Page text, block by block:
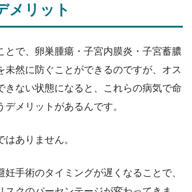
メリット
とで、卵巣腫瘍・子宮内膜炎・子宮蓄膿
未然に防ぐことができるのですが、オス
きない状態になると、これらの病気で命
デメリットがあるんです。
はありません。
妊手術のタイミングが遅くなることで、